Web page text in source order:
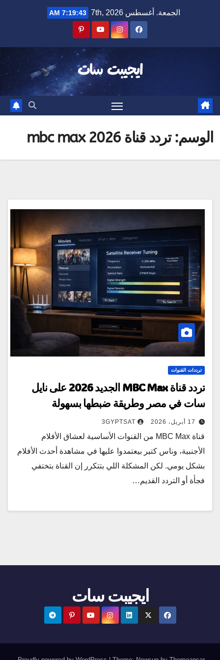
الجمعة. أغسطس 7th, 2026 7:19:43 AM
ايجيبت سات
الوسم:تردد قناة mbc max 2026
ترددات القنوات
تردد قناة MBC Max الجديد 2026 على نايل
سات في مصر وطريقة ضبطها بسهولة
17 أبريل، 2026 3GYPTSAT
قناة MBC Max من القنوات الأساسية لعشاق الأفلام
الأجنبية، وناس كتير بيعتمدوا عليها في مشاهدة أحدث الأفلام
بشكل يومي. لكن المشكلة اللي بتتكرر إن القناة بتختفي
فجأة أو التردد القديم…
ايجيبت سات